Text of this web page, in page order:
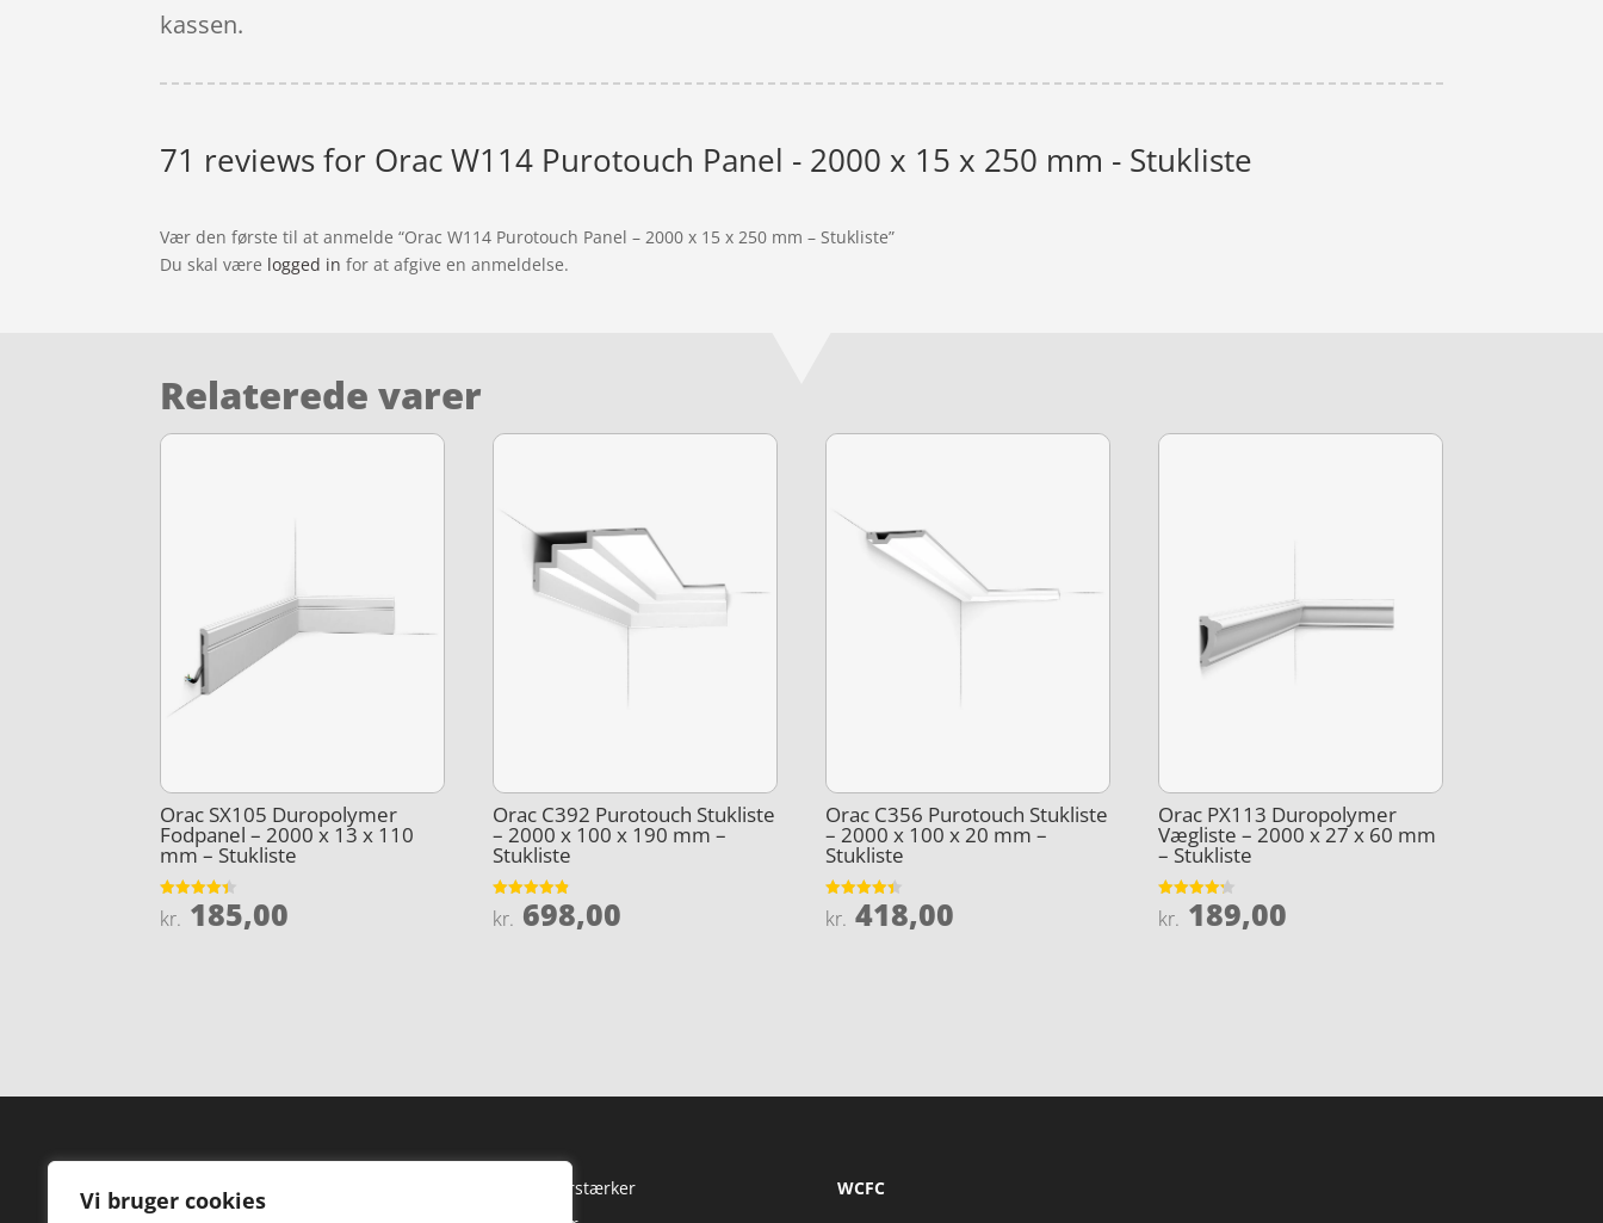
Vi bruger cookies
kassen.
71 reviews for Orac W114 Purotouch Panel - 2000 x 15 x 250 mm - Stukliste
Vær den første til at anmelde “Orac W114 Purotouch Panel – 2000 x 15 x 250 mm – Stukliste”
Du skal være logged in for at afgive en anmeldelse.
Relaterede varer
Orac SX105 Duropolymer
Fodpanel – 2000 x 13 x 110
mm – Stukliste
Vurderet
4.4
kr. 185,00
Orac C392 Purotouch Stukliste
– 2000 x 100 x 190 mm –
Stukliste
Vurderet
4.8
kr. 698,00
Orac C356 Purotouch Stukliste
– 2000 x 100 x 20 mm –
Stukliste
Vurderet
4.4
kr. 418,00
Orac PX113 Duropolymer
Vægliste – 2000 x 27 x 60 mm
– Stukliste
Vurderet
4.2
kr. 189,00
Forside
HiFi Forstærker
WCFC